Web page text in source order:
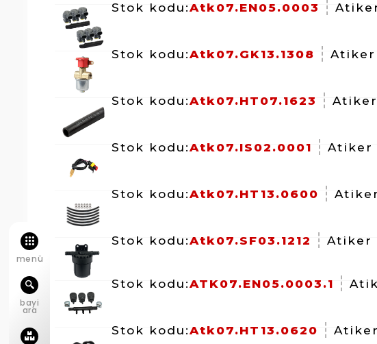
Stok kodu:Atk07.EN05.0003
Stok kodu:Atk07.GK13.1308 Atiker
Stok kodu:Atk07.HT07.1623
Stok kodu:Atk07.IS02.0001 Atiker
Stok kodu:Atk07.HT13.0600
Stok kodu:Atk07.SF03.1212 Atiker
Stok kodu:ATK07.EN05.0003.1
Stok kodu:Atk07.HT13.0620
menü
bayi
ara